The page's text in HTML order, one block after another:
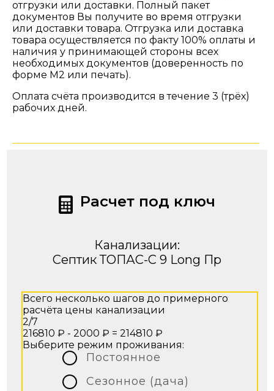
отгрузки или доставки. Полный пакет
документов Вы получите во время отгрузки
или доставки товара. Отгрузка или доставка
товара осуществляется по факту 100% оплаты и
наличия у принимающей стороны всех
необходимых документов (доверенность по
форме М2 или печать).
Оплата счёта производится в течение 3 (трёх)
рабочих дней.
Расчет под ключ
Канализации:
Септик ТОПАС-С 9 Long Пр
Всего несколько шагов до примерного
расчёта цены канализации
2/7
216810 ₽ - 2000 ₽ = 214810 ₽
Выберите режим проживания:
Постоянное
Сезонное (дача)